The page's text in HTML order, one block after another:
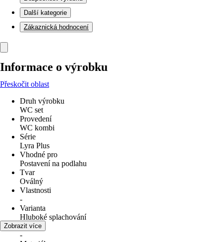
Další kategorie
Zákaznická hodnocení
Informace o výrobku
Přeskočit oblast
Druh výrobku
WC set
Provedení
WC kombi
Série
Lyra Plus
Vhodné pro
Postavení na podlahu
Tvar
Oválný
Vlastnosti
-
Varianta
Hluboké splachování
Odpad
-
Zobrazit více